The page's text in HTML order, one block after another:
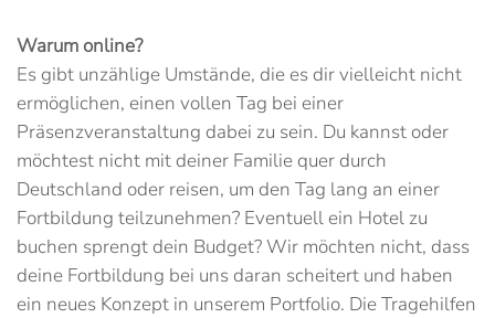
Warum online?
Es gibt unzählige Umstände, die es dir vielleicht nicht
ermöglichen, einen vollen Tag bei einer
Präsenzveranstaltung dabei zu sein. Du kannst oder
möchtest nicht mit deiner Familie quer durch
Deutschland oder reisen, um den Tag lang an einer
Fortbildung teilzunehmen? Eventuell ein Hotel zu
buchen sprengt dein Budget? Wir möchten nicht, dass
deine Fortbildung bei uns daran scheitert und haben
ein neues Konzept in unserem Portfolio. Die Tragehilfen